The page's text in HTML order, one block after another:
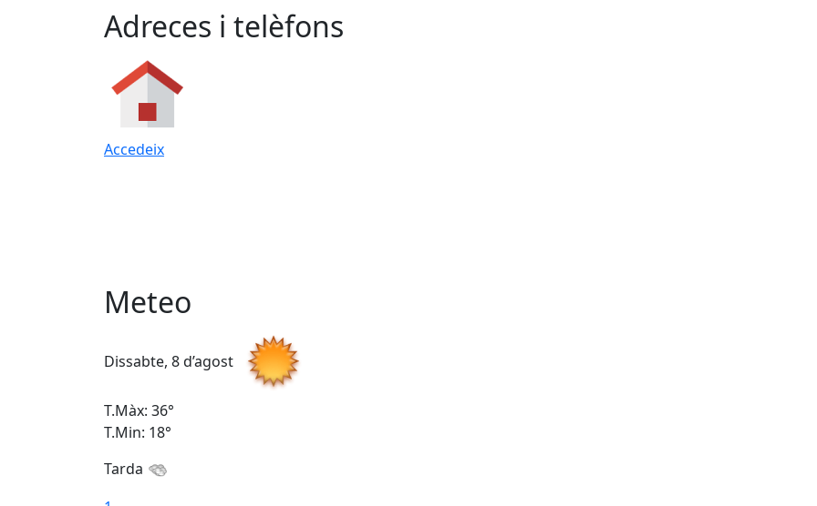
Adreces i telèfons
Accedeix
Meteo
Dissabte, 8 d’agost
T.Màx: 36°
T.Min: 18°
Tarda